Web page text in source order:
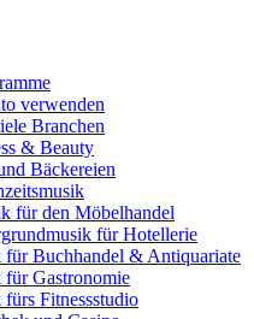
verwenden
Branchen
& Beauty
Bäckereien
für den Möbelhandel
für Hotellerie
für Buchhandel & Antiquariate
Gastronomie
Fitnessstudio